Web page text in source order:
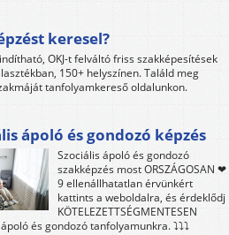
keresel?
OKJ-t felváltó friss szakképesítések
150+ helyszínen. Találd meg
tanfolyamkereső oldalunkon.
ápoló és gondozó képzés
Szociális ápoló és gondozó
szakképzés most ORSZÁGOSAN ❤
9 ellenállhatatlan érvünkért
kattints a weboldalra, és érdeklődj
KÖTELEZETTSÉGMENTESEN
és gondozó tanfolyamunkra. ⤵⤵⤵